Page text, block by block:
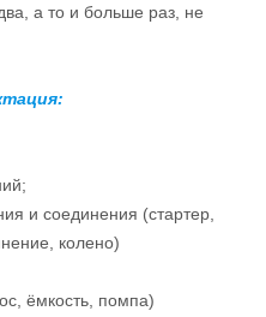
а то и больше раз, не
и соединения (стартер,
колено)
ёмкость, помпа)